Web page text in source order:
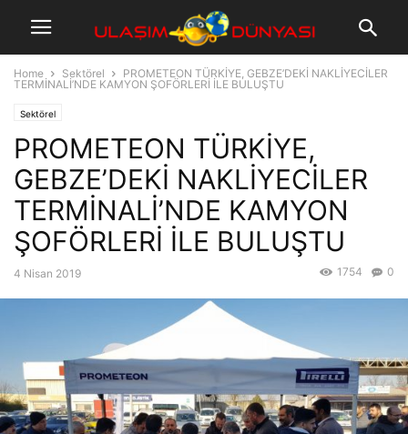
Home Sektörel
PROMETEON TÜRKİYE, GEBZE’DEKİ NAKLİYECİLER
TERMİNALİ’NDE KAMYON ŞOFÖRLERİ İLE BULUŞTU
Sektörel
PROMETEON TÜRKİYE,
GEBZE’DEKİ NAKLİYECİLER
TERMİNALİ’NDE KAMYON
ŞOFÖRLERİ İLE BULUŞTU
4 Nisan 2019 0
1754